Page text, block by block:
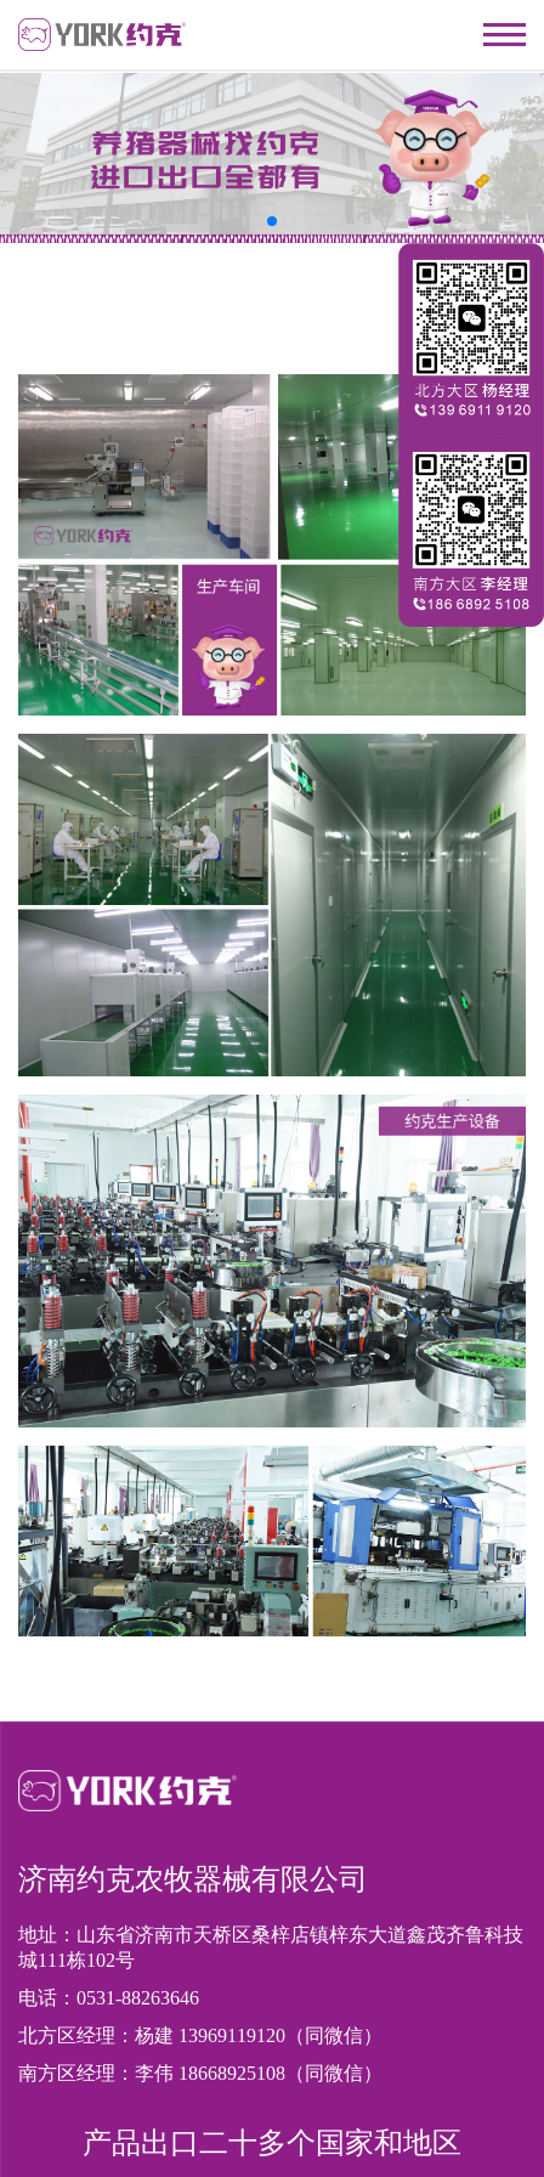
济南约克农牧器械有限公司
地址：山东省济南市天桥区桑梓店镇梓东大道鑫茂齐鲁科技
城111栋102号
电话：0531-88263646
北方区经理：杨建 13969119120（同微信）
南方区经理：李伟 18668925108（同微信）
产品出口二十多个国家和地区